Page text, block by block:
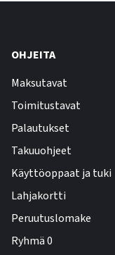
OHJEITA
Maksutavat
Toimitustavat
Palautukset
Takuuohjeet
Käyttöoppaat ja tuki
Lahjakortti
Peruutuslomake
Ryhmä 0